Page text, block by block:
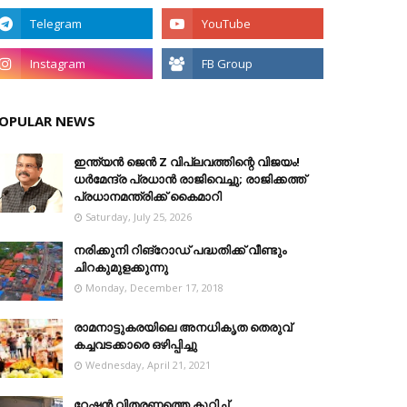
NEWS
ഇന്ത്യൻ ജെൻ Z വിപ്ലവത്തിന്റെ വിജയം!
ധർമേന്ദ്ര പ്രധാൻ രാജിവെച്ചു; രാജിക്കത്ത്
പ്രധാനമന്ത്രിക്ക് കൈമാറി
Saturday, July 25, 2026
നരിക്കുനി റിങ്റോഡ് പദ്ധതിക്ക് വീണ്ടും
ചിറകുമുളക്കുന്നു
Monday, December 17, 2018
രാമനാട്ടുകരയിലെ അനധികൃത തെരുവ്
കച്ചവടക്കാരെ ഒഴിപ്പിച്ചു
Wednesday, April 21, 2021